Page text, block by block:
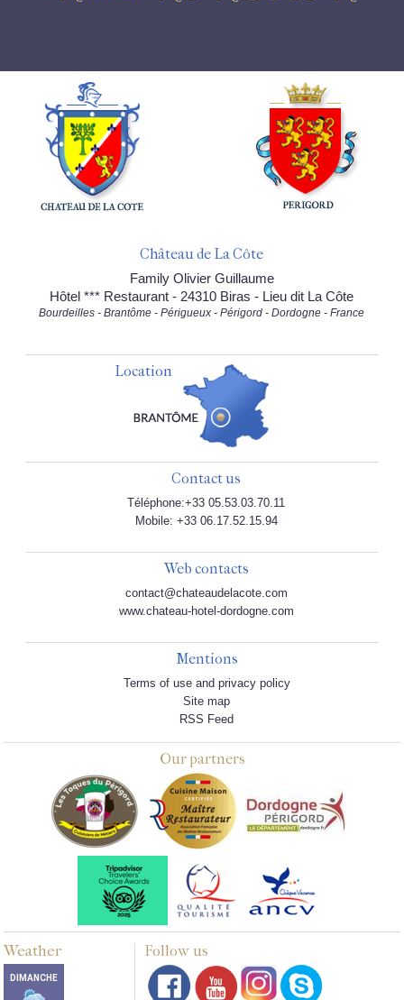
Château de La Côte
Family Olivier Guillaume
Hôtel *** Restaurant - 24310 Biras - Lieu dit La Côte
Bourdeilles - Brantôme - Périgueux - Périgord - Dordogne - France
Location
Contact us
Téléphone:+33 05.53.03.70.11
Mobile: +33 06.17.52.15.94
Web contacts
contact@chateaudelacote.com
www.chateau-hotel-dordogne.com
Mentions
Terms of use and privacy policy
Site map
RSS Feed
Our partners
Weather Follow us